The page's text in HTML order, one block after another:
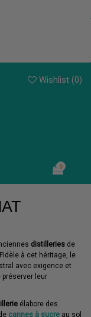
Wishlist (0)
0
distilleries de
à cet héritage, le
avec exigence et
préserver leur
élabore des
cannes à sucre au sol